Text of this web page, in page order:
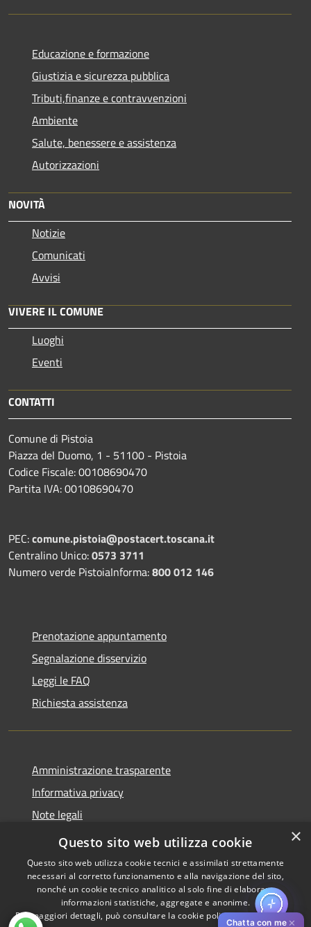
Educazione e formazione
Giustizia e sicurezza pubblica
Tributi,finanze e contravvenzioni
Ambiente
Salute, benessere e assistenza
Autorizzazioni
NOVITÀ
Notizie
Comunicati
Avvisi
VIVERE IL COMUNE
Luoghi
Eventi
CONTATTI
Comune di Pistoia
Piazza del Duomo, 1 - 51100 - Pistoia
Codice Fiscale: 00108690470
Partita IVA: 00108690470
PEC:comune.pistoia@postacert.toscana.it
Centralino Unico:0573 3711
Numero verde PistoiaInforma:800 012 146
Prenotazione appuntamento
Segnalazione disservizio
Leggi le FAQ
Richiesta assistenza
Amministrazione trasparente
Informativa privacy
Note legali
Dichiarazione di accessibilità
Accessibilità
Copyright © 2026 • Comune di
Pistoia • Powered by
Chatta con me ✕
×
Questo sito web utilizza cookie
Questo sito web utilizza cookie tecnici e assimilati strettamente
necessari al corretto funzionamento e alla navigazione del sito,
nonché un cookie tecnico analitico al solo fine di elaborare
informazioni statistiche, aggregate e anonime.
Per maggiori dettagli, può consultare la cookie policy al seguentelink